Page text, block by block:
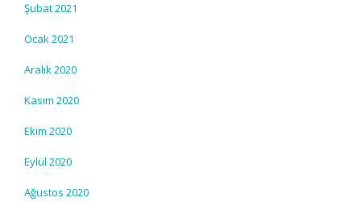
Şubat 2021
Ocak 2021
Aralık 2020
Kasım 2020
Ekim 2020
Eylül 2020
Ağustos 2020